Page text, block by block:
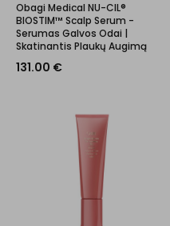
Obagi Medical NU-CIL®
BIOSTIM™ Scalp Serum -
Serumas Galvos Odai |
Skatinantis Plaukų Augimą
131.00 €